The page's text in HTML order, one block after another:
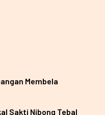
Membela
Sakti Nibong Tebal